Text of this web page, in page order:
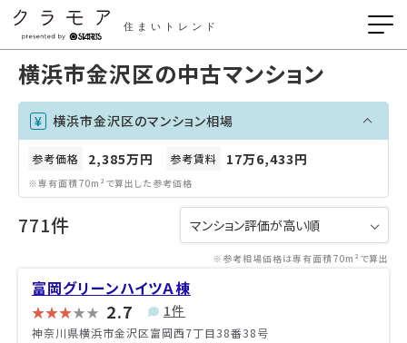
住まいトレンド
横浜市金沢区の中古マンション
横浜市金沢区のマンション相場
参考価格 2,385万円 参考賃料 17万6,433円
※専有面積70m²で算出した参考価格
771件
※参考相場価格は専有面積70m²で算出
富岡グリーンハイツＡ棟
2.7 1件
神奈川県横浜市金沢区富岡西7丁目38番38号